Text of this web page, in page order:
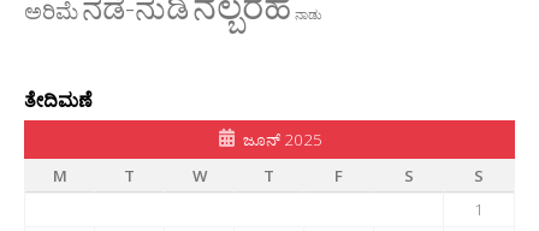
ಅರಿಮೆ ನಾಡು
ತೇದಿಮಣೆ
ಜೂನ್ 2025
M
T W T F S
S
1